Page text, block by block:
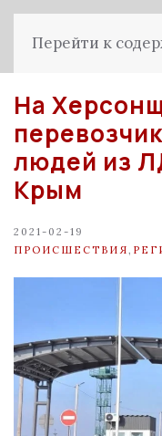
Перейти к
На
людей из
Крым
2021-02-19
ПРОИСШЕСТВИЯ